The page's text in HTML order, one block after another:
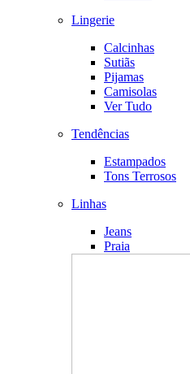
Lingerie
Calcinhas
Sutiãs
Pijamas
Camisolas
Ver Tudo
Tendências
Estampados
Tons Terrosos
Linhas
Jeans
Praia